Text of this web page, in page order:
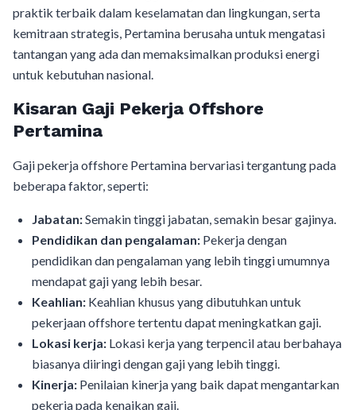
praktik terbaik dalam keselamatan dan lingkungan, serta
kemitraan strategis, Pertamina berusaha untuk mengatasi
tantangan yang ada dan memaksimalkan produksi energi
untuk kebutuhan nasional.
Kisaran Gaji Pekerja Offshore
Pertamina
Gaji pekerja offshore Pertamina bervariasi tergantung pada
beberapa faktor, seperti:
Jabatan:Semakin tinggi jabatan, semakin besar gajinya.
Pendidikan dan pengalaman: Pekerja dengan
pendidikan dan pengalaman yang lebih tinggi umumnya
mendapat gaji yang lebih besar.
Keahlian: Keahlian khusus yang dibutuhkan untuk
pekerjaan offshore tertentu dapat meningkatkan gaji.
Lokasi kerja: Lokasi kerja yang terpencil atau berbahaya
biasanya diiringi dengan gaji yang lebih tinggi.
Kinerja: Penilaian kinerja yang baik dapat mengantarkan
pekerja pada kenaikan gaji.